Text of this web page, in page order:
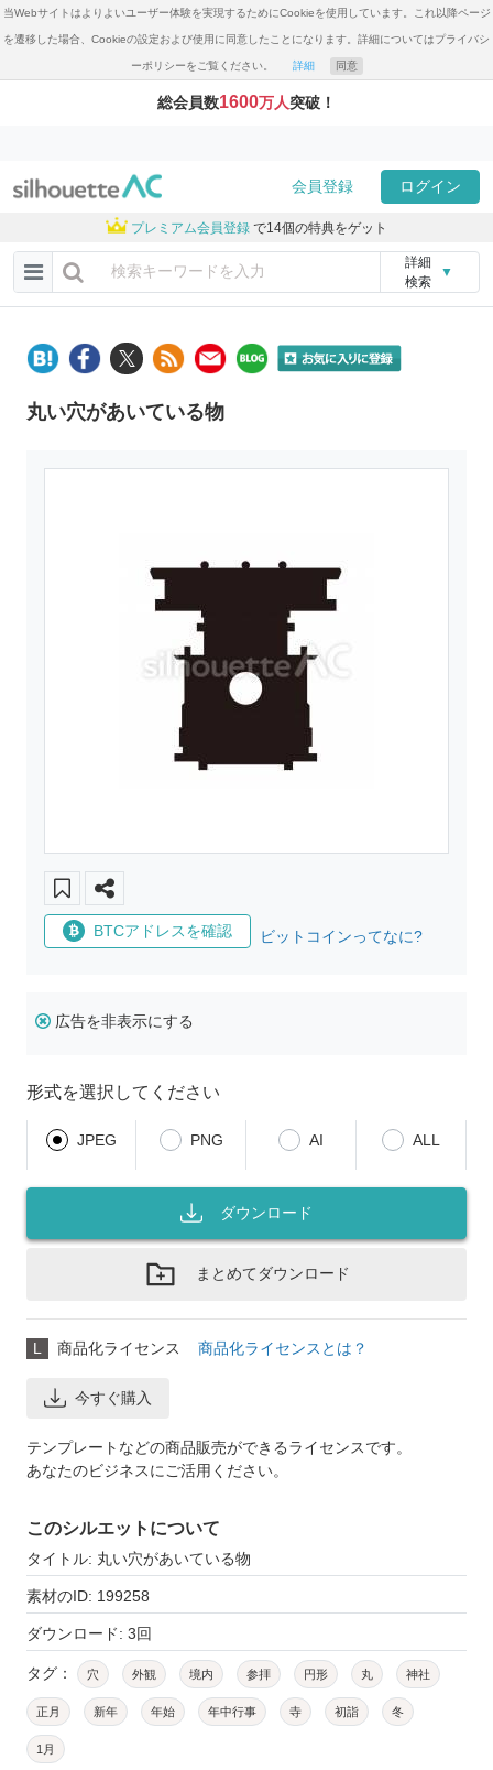
当Webサイトはよりよいユーザー体験を実現するためにCookieを使用しています。これ以降ページ
を遷移した場合、Cookieの設定および使用に同意したことになります。詳細についてはプライバシ
ーポリシーをご覧ください。 詳細 同意
総会員数1600万人突破！
会員登録 ログイン
プレミアム会員登録 で14個の特典をゲット
詳細
検索
▼
丸い穴があいている物
BTCアドレスを確認 ビットコインってなに?
広告を非表示にする
形式を選択してください
JPEG PNG AI ALL
ダウンロード
まとめてダウンロード
L 商品化ライセンス 商品化ライセンスとは？
今すぐ購入
テンプレートなどの商品販売ができるライセンスです。
あなたのビジネスにご活用ください。
このシルエットについて
タイトル: 丸い穴があいている物
素材のID: 199258
ダウンロード: 3回
タグ： 穴 外観 境内 参拝 円形 丸 神社
正月 新年 年始 年中行事 寺 初詣 冬
1月